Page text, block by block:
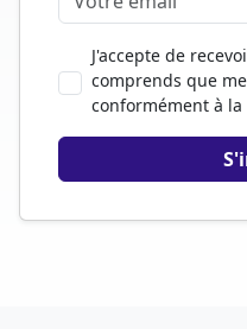
J'accepte de
comprends que
conformément à la